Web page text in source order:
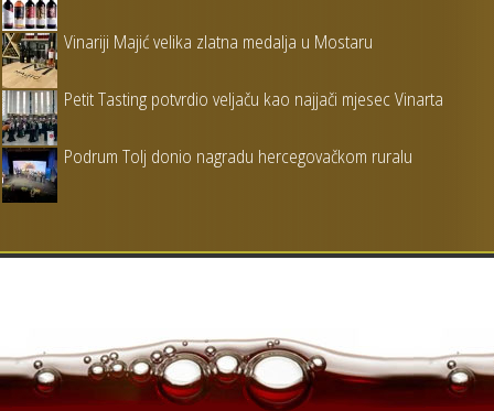
Vinariji Majić velika zlatna medalja u Mostaru
Petit Tasting potvrdio veljaču kao najjači mjesec Vinarta
Podrum Tolj donio nagradu hercegovačkom ruralu